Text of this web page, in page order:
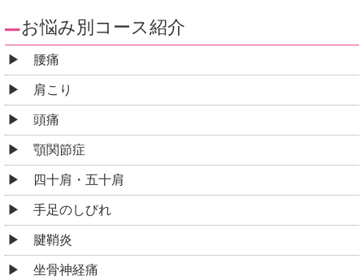
お悩み別コース紹介
腰痛
肩こり
頭痛
顎関節症
四十肩・五十肩
手足のしびれ
腱鞘炎
坐骨神経痛